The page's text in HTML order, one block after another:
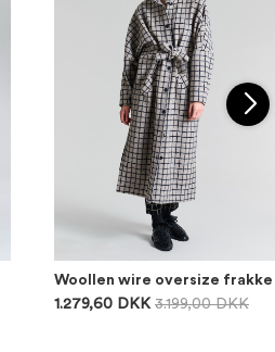
Woollen wire oversize frakke
1.279,60 DKK 3.199,00 DKK